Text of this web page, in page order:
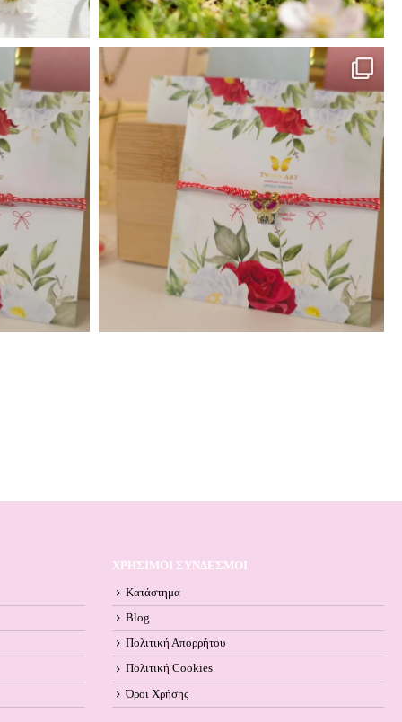
ΧΡΗΣΙΜΟΙ ΣΥΝΔΕΣΜΟΙ
Κατάστημα
Blog
Πολιτική Απορρήτου
Πολιτική Cookies
Όροι Xρήσης